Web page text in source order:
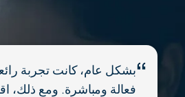
بشكل عام، كانت تجربة
فعالة ومباشرة. ومع ذلك،